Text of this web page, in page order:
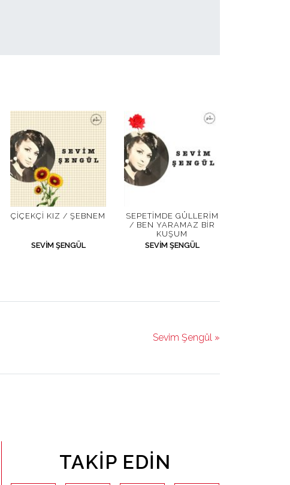
ÇIÇEKÇI KIZ / ŞEBNEM
SEVIM ŞENGÜL
SEPETIMDE GÜLLERIM
/ BEN YARAMAZ BIR
KUŞUM
SEVIM ŞENGÜL
Sevim Şengül »
TAKIP EDIN